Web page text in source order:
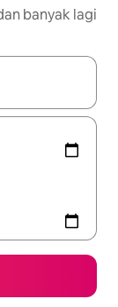
banyak lagi
anak panah